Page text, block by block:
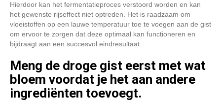
Hierdoor kan het fermentatieproces verstoord worden en kan
het gewenste rijseffect niet optreden. Het is raadzaam om
vloeistoffen op een lauwe temperatuur toe te voegen aan de gist
om ervoor te zorgen dat deze optimaal kan functioneren en
bijdraagt aan een succesvol eindresultaat.
Meng de droge gist eerst met wat
bloem voordat je het aan andere
ingrediënten toevoegt.